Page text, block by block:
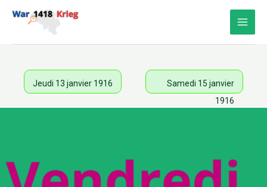
Jeudi 13 janvier 1916
Samedi 15 janvier
1916